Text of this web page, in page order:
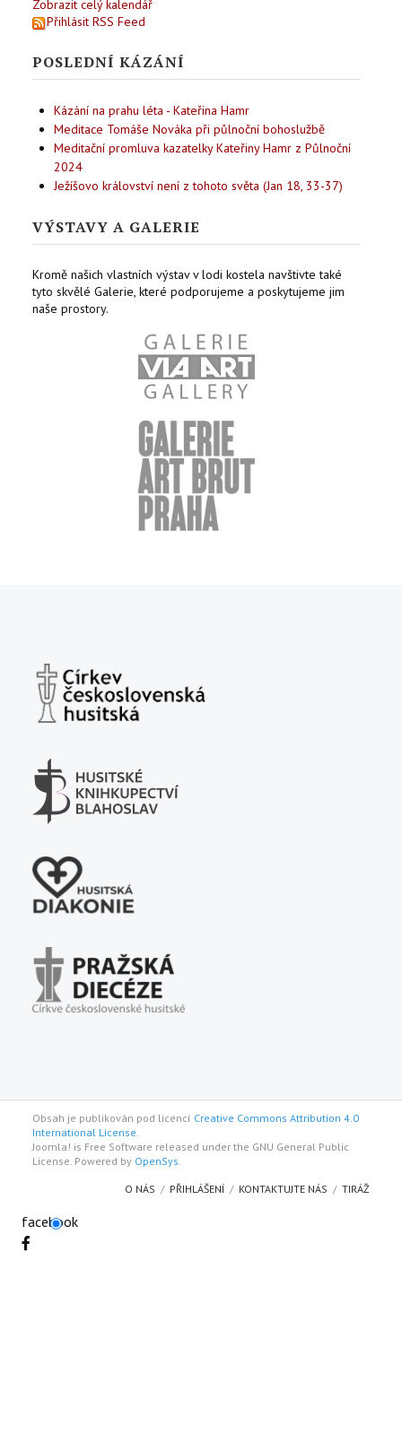
Zobrazit celý kalendář
Přihlásit RSS Feed
POSLEDNÍ KÁZÁNÍ
Kázání na prahu léta - Kateřina Hamr
Meditace Tomáše Nováka při půlnoční bohoslužbě
Meditační promluva kazatelky Kateřiny Hamr z Půlnoční
2024
Ježíšovo království není z tohoto světa (Jan 18, 33-37)
VÝSTAVY A GALERIE
Kromě našich vlastních výstav v lodi kostela navštivte také
tyto skvělé Galerie, které podporujeme a poskytujeme jim
naše prostory.
Obsah je publikován pod licencí Creative Commons Attribution 4.0
International License.
Joomla! is Free Software released under the GNU General Public
License. Powered by OpenSys
O NÁS PŘIHLÁŠENÍ KONTAKTUJTE NÁS TIRÁŽ
facebook